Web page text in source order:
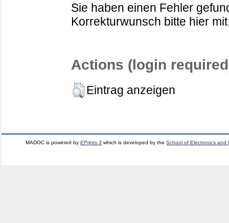
Sie haben einen Fehler
Korrekturwunsch bitte hier
Actions (login
Eintrag anzeigen
MADOC is powered byEPrints 3 which is developed by theSchool of Electronics and